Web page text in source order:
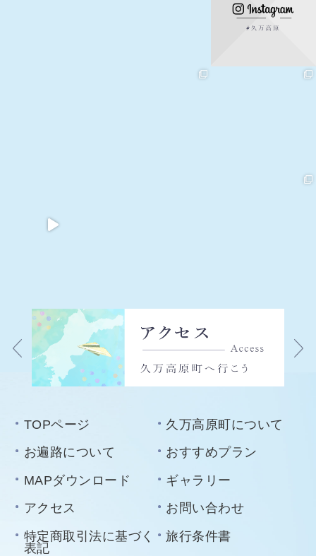
TOPページ
久万高原町について
お遍路について
おすすめプラン
MAPダウンロード
ギャラリー
アクセス
お問い合わせ
特定商取引法に基づく
表記
旅行条件書